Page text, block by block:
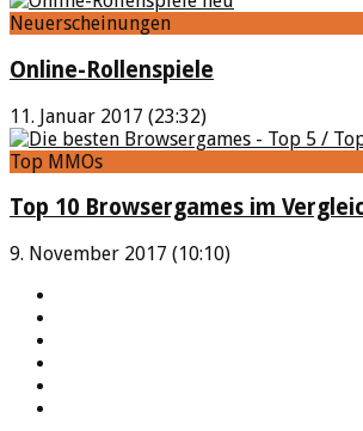
Neuerscheinungen
Online-Rollenspiele
11. Januar 2017 (23:32)
Top MMOs
Top 10 Browsergames im
9. November 2017 (10:10)